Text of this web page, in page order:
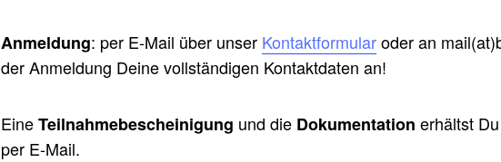
Anmeldung: per E-Mail über unser Kontaktformularoder an
der Anmeldung Deine vollständigen Kontaktdaten an!
EineTeilnahmebescheinigung und die Dokumentation erhältst
per E-Mail.